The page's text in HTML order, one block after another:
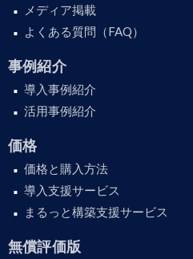
メディア掲載
よくある質問（FAQ）
事例紹介
導入事例紹介
活用事例紹介
価格
価格と購入方法
導入支援サービス
まるっと構築支援サービス
無償評価版